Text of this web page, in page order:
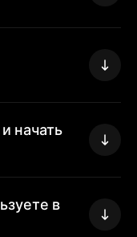
начать
в
получу?
мне